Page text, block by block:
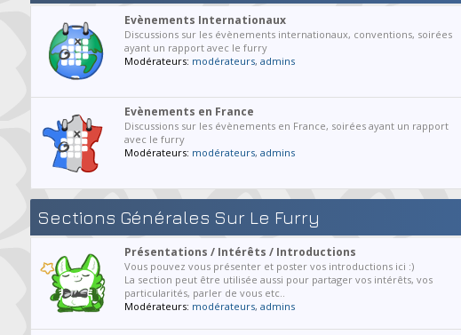
Evènements Internationaux
Discussions sur les évènements internationaux, conventions, soirées
ayant un rapport avec le furry
Modérateurs: modérateurs, admins
Evènements en France
Discussions sur les évènements en France, soirées ayant un rapport
avec le furry
Modérateurs: modérateurs, admins
Sections Générales Sur Le Furry
Présentations / Intérêts / Introductions
Vous pouvez vous présenter et poster vos introductions ici :)
La section peut être utilisée aussi pour partager vos intérêts, vos
particularités, parler de vous etc..
Modérateurs: modérateurs, admins